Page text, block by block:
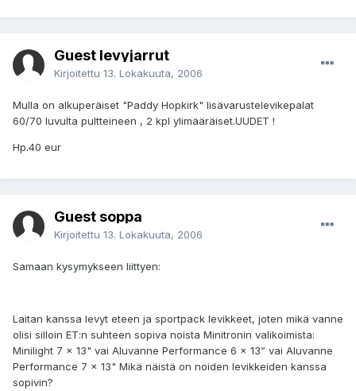
Guest levyjarrut
Kirjoitettu 13. Lokakuuta, 2006
Mulla on alkuperäiset "Paddy Hopkirk" lisävarustelevikepalat
60/70 luvulta pultteineen , 2 kpl ylimääräiset.UUDET !
Hp.40 eur
Guest soppa
Kirjoitettu 13. Lokakuuta, 2006
Samaan kysymykseen liittyen:
Laitan kanssa levyt eteen ja sportpack levikkeet, joten mikä vanne
olisi silloin ET:n suhteen sopiva noista Minitronin valikoimista:
Minilight 7 x 13" vai Aluvanne Performance 6 x 13” vai Aluvanne
Performance 7 x 13" Mikä näistä on noiden levikkeiden kanssa
sopivin?